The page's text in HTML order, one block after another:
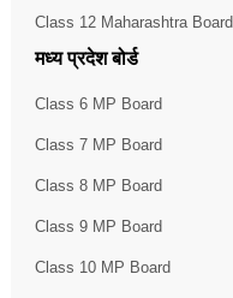
Class 12 Maharashtra Board
मध्य प्रदेश बोर्ड
Class 6 MP Board
Class 7 MP Board
Class 8 MP Board
Class 9 MP Board
Class 10 MP Board